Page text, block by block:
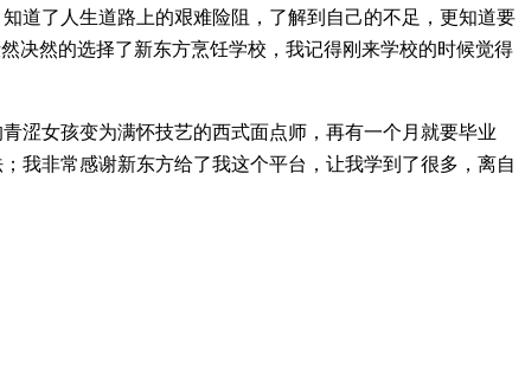
道了人生道路上的艰难险阻，了解到自己的不足，更知道要
决然的选择了新东方烹饪学校，我记得刚来学校的时候觉得
涩女孩变为满怀技艺的西式面点师，再有一个月就要毕业
我非常感谢新东方给了我这个平台，让我学到了很多，离自